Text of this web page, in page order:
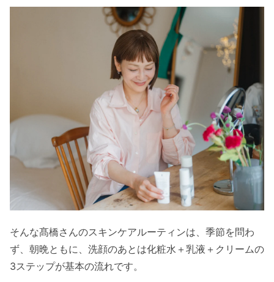
そんな髙橋さんのスキンケアルーティンは、季節を問わ
ず、朝晩ともに、洗顔のあとは化粧水＋乳液＋クリームの
3ステップが基本の流れです。